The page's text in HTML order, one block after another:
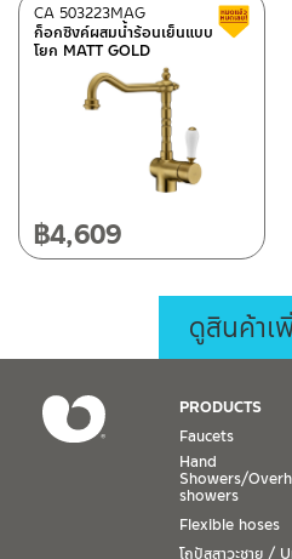
ก็อกซิงค์ผสมน้ำร้อนเย็นแบบ
โยก MATT GOLD
CA 503223MAG
฿4,609
ดูสินค้าเ
PRODUCTS
Faucets
Hand
Showers/
showers
Flexible hoses
โถปัสสาวะชาย /